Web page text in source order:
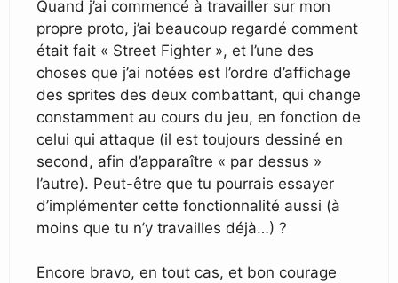
Quand j’ai commencé à travailler sur mon
propre proto, j’ai beaucoup regardé comment
était fait « Street Fighter », et l’une des
choses que j’ai notées est l’ordre d’affichage
des sprites des deux combattant, qui change
constamment au cours du jeu, en fonction de
celui qui attaque (il est toujours dessiné en
second, afin d’apparaître « par dessus »
l’autre). Peut-être que tu pourrais essayer
d’implémenter cette fonctionnalité aussi (à
moins que tu n’y travailles déjà…) ?
Encore bravo, en tout cas, et bon courage